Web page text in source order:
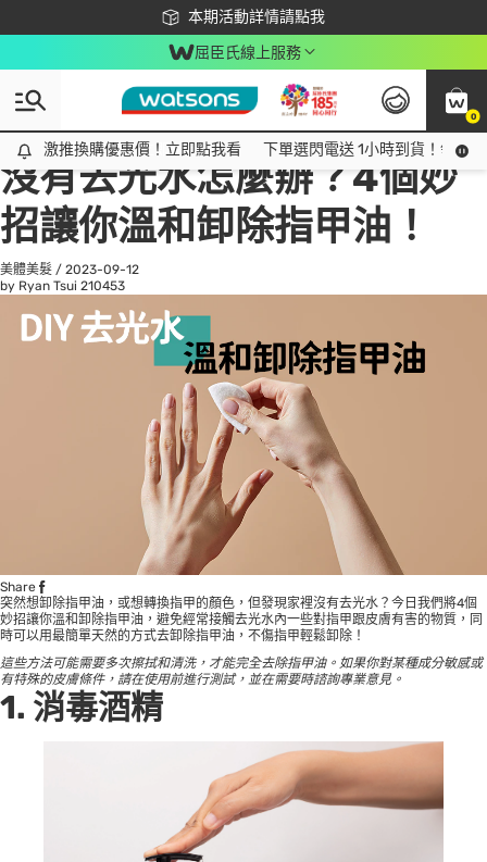
本期活動詳情請點我
下載app最高回饋$350
屈臣氏線上服務
0
激推換購優惠價！立即點我看
激推換購優惠價！立即點我看 下單選閃電送 1小時到貨！領神
All
話題趨勢
沒有去光水怎麼辦？4個妙
招讓你溫和卸除指甲油！
美體美髮 / 2023-09-12
by Ryan Tsui 210453
Share
突然想卸除指甲油，或想轉換指甲的顏色，但發現家裡沒有去光水？今日我們將4個
妙招讓你溫和卸除指甲油，避免經常接觸去光水內一些對指甲跟皮膚有害的物質，同
時可以用最簡單天然的方式去卸除指甲油，不傷指甲輕鬆卸除！
這些方法可能需要多次擦拭和清洗，才能完全去除指甲油。如果你對某種成分敏感或
有特殊的皮膚條件，請在使用前進行測試，並在需要時諮詢專業意見。
1. 消毒酒精